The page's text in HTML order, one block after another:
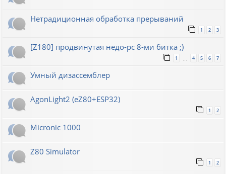
Нетрадиционная обработка прерываний
1 2 3
[Z180] продвинутая недо-pc 8-ми битка ;)
1 … 4 5 6 7
Умный дизассемблер
AgonLight2 (eZ80+ESP32)
1 2
Micronic 1000
Z80 Simulator
1 2